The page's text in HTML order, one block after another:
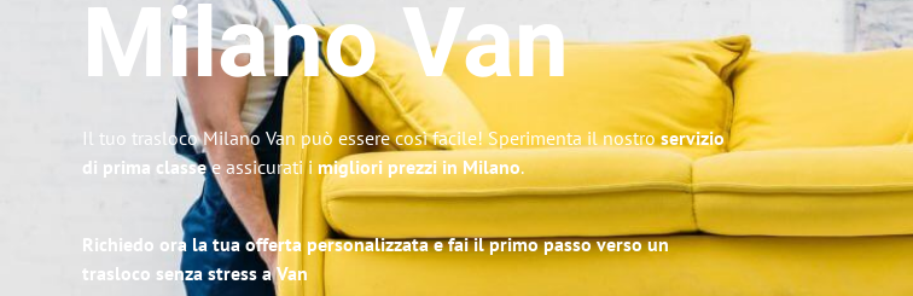
MilanoVan
Il tuo trasloco Milano Van può essere così facile! Sperimenta il nostroservizio
di prima classee assicurati i migliori prezzi in Milano.
Richiedo ora la tua offerta personalizzata e fai il primo passo verso un
trasloco senza stress a Van